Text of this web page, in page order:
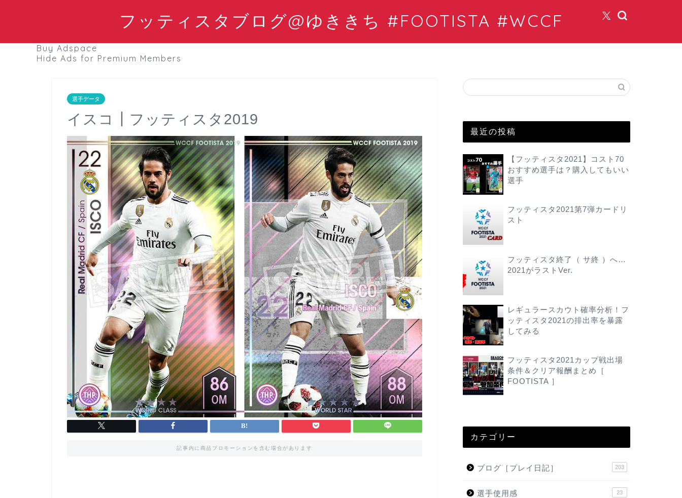
フッティスタブログ@ゆききち #FOOTISTA #WCCF
Buy Adspace
Hide Ads for Premium Members
選手データ
イスコ┃フッティスタ2019
記事内に商品プロモーションを含む場合があります
最近の投稿
【フッティスタ2021】コスト70
おすすめ選手は？購入してもいい
選手
フッティスタ2021第7弾カードリ
スト
フッティスタ終了（ サ終 ）へ…
2021がラストVer.
レギュラースカウト確率分析！フ
ッティスタ2021の排出率を暴露
してみる
フッティスタ2021カップ戦出場
条件＆クリア報酬まとめ［
FOOTISTA ］
カテゴリー
ブログ［プレイ日記］ 203
選手使用感 23